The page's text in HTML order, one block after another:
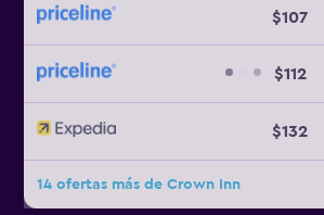
$107
$112
$132
14 ofertas más de Crown Inn